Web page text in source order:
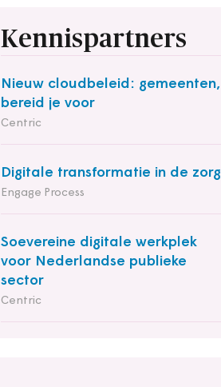
Kennispartners
Nieuw cloudbeleid: gemeenten,
bereid je voor
Centric
Digitale transformatie in de zorg
Engage Process
Soevereine digitale werkplek
voor Nederlandse publieke
sector
Centric